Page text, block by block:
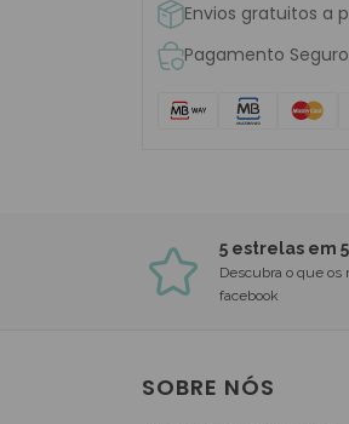
Envios gratuitos a
Pagamento Seguro
5 estrelas em
Descubra o que os
facebook
SOBRE NÓS